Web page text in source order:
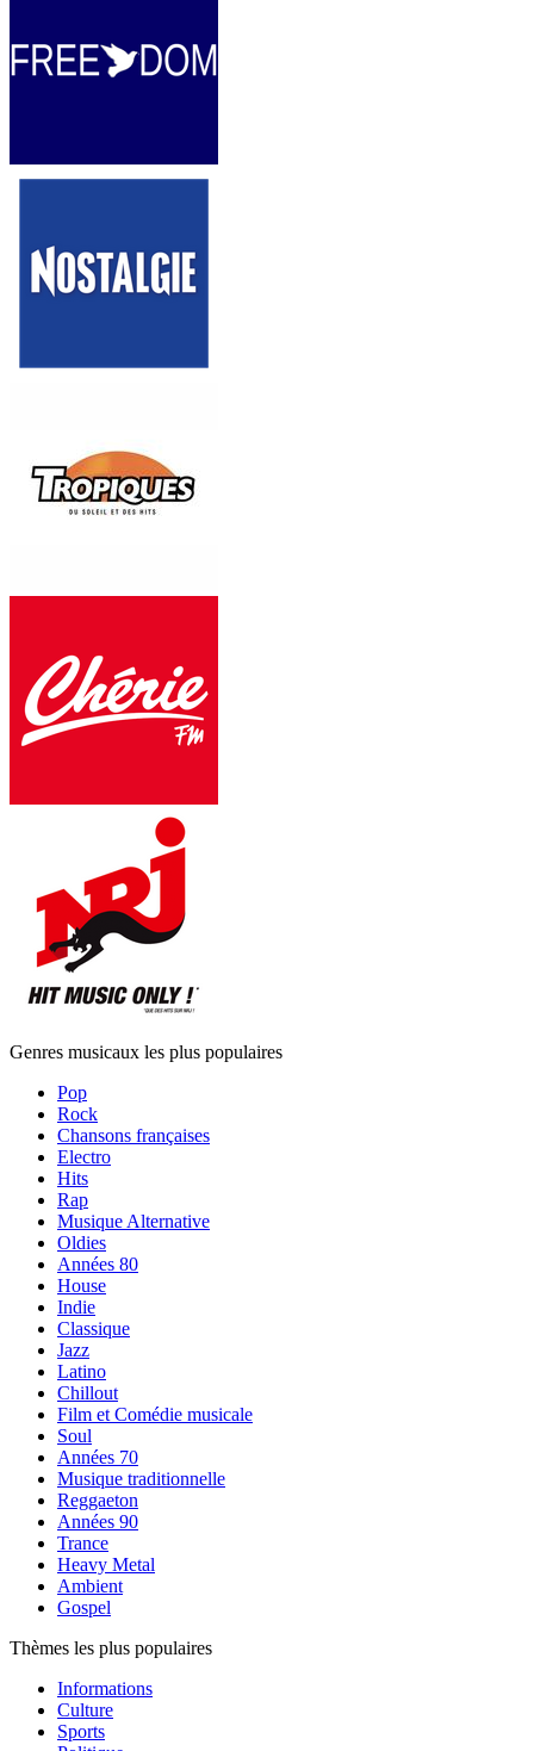
Genres musicaux les plus populaires
Pop
Rock
Chansons françaises
Electro
Hits
Rap
Musique Alternative
Oldies
Années 80
House
Indie
Classique
Jazz
Latino
Chillout
Film et Comédie musicale
Soul
Années 70
Musique traditionnelle
Reggaeton
Années 90
Trance
Heavy Metal
Ambient
Gospel
Thèmes les plus populaires
Informations
Culture
Sports